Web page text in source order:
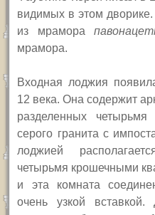
видимых в этом
из мрамора
мрамора.
Входная лоджия
12 века. Она содержит
разделенных
серого гранита с
лоджией
четырьмя крошечными
и эта комната
очень узкой вставкой.